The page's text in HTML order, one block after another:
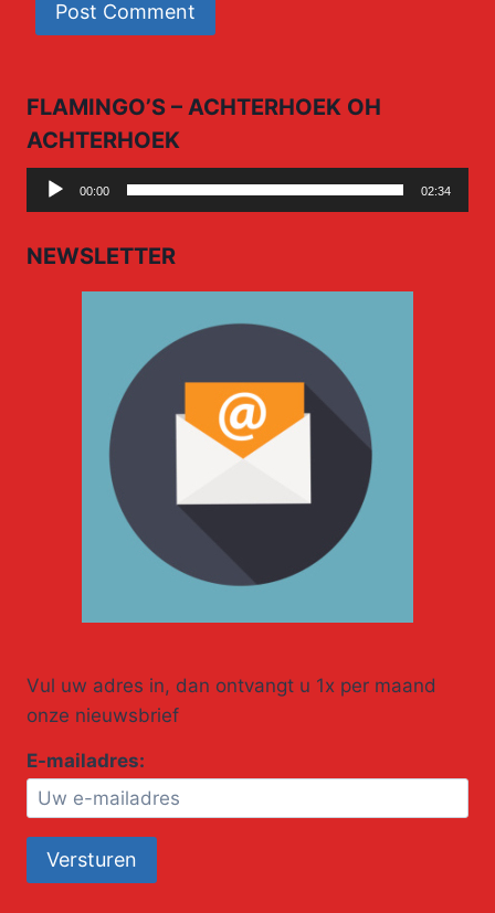
FLAMINGO’S – ACHTERHOEK OH
ACHTERHOEK
Audio
Player
00:00 02:34
NEWSLETTER
Vul uw adres in, dan ontvangt u 1x per maand
onze nieuwsbrief
E-mailadres: